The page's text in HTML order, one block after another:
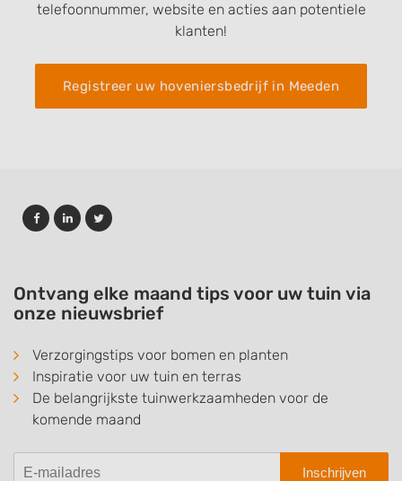
telefoonnummer, website en acties aan potentiele
klanten!
Registreer uw hoveniersbedrijf in Meeden
Ontvang elke maand tips voor uw tuin via
onze nieuwsbrief
Verzorgingstips voor bomen en planten
Inspiratie voor uw tuin en terras
De belangrijkste tuinwerkzaamheden voor de
komende maand
Inschrijven